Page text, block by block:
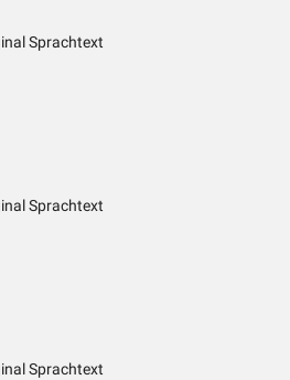
Sprachtext
Sprachtext
Sprachtext